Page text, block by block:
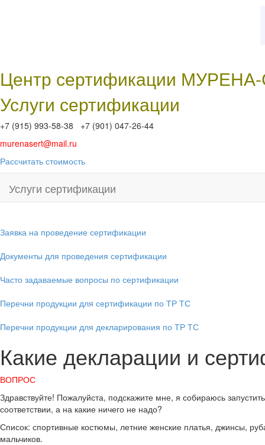
Центр сертификации
Услуги сертификации
+7 (915) 993-58-38 +7 (901) 047-26-44
murenasert@mail.ru
Рассчитать стоимость
Услуги сертификации
Заявка на проведение сертификации
Документы для проведения сертификации
Часто задаваемые вопросы по сертификации
Перечни продукции для сертификации по ТР ТС
Перечни продукции для декларирования по ТР ТС
Какие декларации и
ВОПРОС
Здравствуйте! Пожалуйста, подскажите мне, я собираюсь
соответствии, а на какие ничего не надо?
Список: спортивные костюмы, летние женские платья, джинсы,
мальчиков.